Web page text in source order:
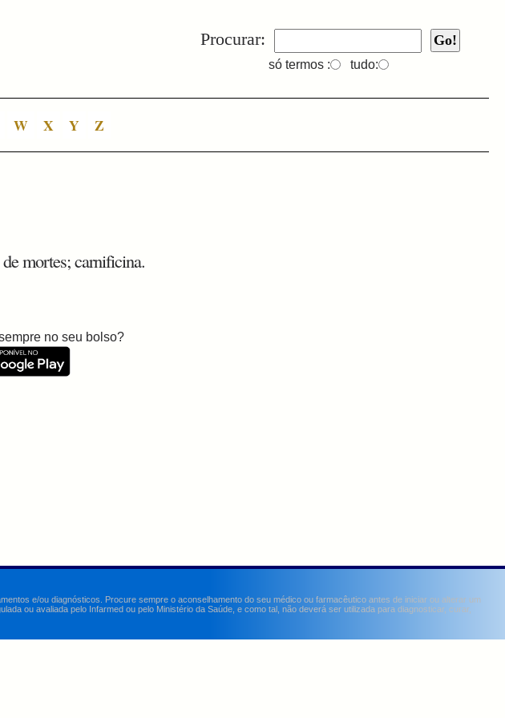
Procurar:
só termos : tudo:
W X Y Z
mortes; carnificina.
no seu bolso?
e/ou diagnósticos. Procure sempre o aconselhamento do seu médico ou farmacêutico antes de iniciar ou alterar um
ou avaliada pelo Infarmed ou pelo Ministério da Saúde, e como tal, não deverá ser utilizada para diagnosticar, curar,